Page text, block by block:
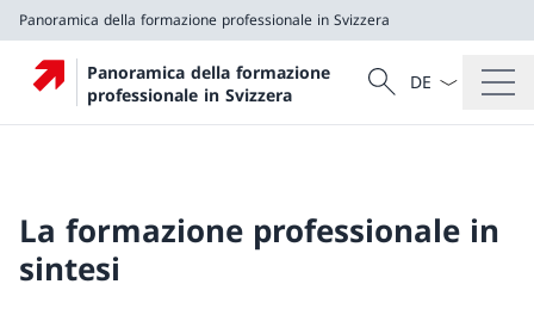
Panoramica della formazione professionale in Svizzera
Panoramica della formazione
professionale in Svizzera
Cercare
Ricerca
Dal menu a
La formazione professionale in
sintesi